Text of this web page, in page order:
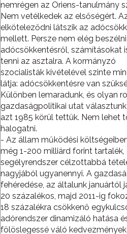
nemrégen az Oriens-tanulmány
Nem vetélkedek az elsőségért.
elköteleződni látszik az
mellett. Persze nem elég
adócsökkentésről, számításokat
tenni az asztalra. A kormányzó
szocialisták kivételével szinte
látja: adócsökkentésre van
Különben lemaradunk, és olyan
gazdaságpolitikai utat
azt 1985 körül tettük. Nem lehet
halogatni.
- Az állam működési
még 1-200 milliárd forint tartalék,
segélyrendszer célzottabbá
nagyjából ugyanennyi. A
fehéredése, az általunk januártól
20 százalékos, majd 2011-ig
18 százalékra csökkenő
adórendszer dinamizáló hatása
fölöslegessé váló kedvezmények